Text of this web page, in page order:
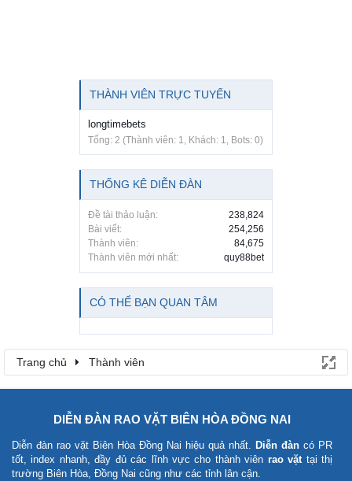
THÀNH VIÊN TRỰC TUYẾN
longtimebets
Tổng: 2 (Thành viên: 1, Khách: 1, Bots: 0)
THỐNG KÊ DIỄN ĐÀN
Đề tài thảo luận:
238,824
Bài viết:
254,256
Thành viên:
84,675
Thành viên mới nhất:
quy88bet
CÓ THỂ BẠN QUAN TÂM
Trang chủ Thành viên
DIỄN ĐÀN RAO VẶT BIÊN HÒA ĐỒNG NAI
Diễn đàn rao vặt Biên Hòa Đồng Nai hiệu quả nhất. Diễn đàn có PR
tốt, index nhanh, đầy đủ các lĩnh vực cho thành viên rao vặttại thị
trường Biên Hòa, Đồng Nai cũng như các tỉnh lân cận.